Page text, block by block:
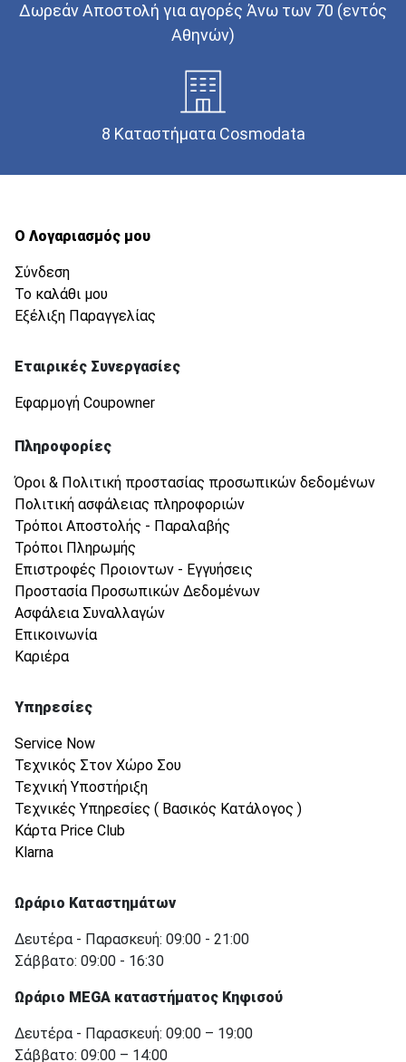
Δωρεάν Αποστολή για αγορές Άνω των 70 (εντός
Αθηνών)
8 Καταστήματα Cosmodata
Ο Λογαριασμός μου
Σύνδεση
Το καλάθι μου
Εξέλιξη Παραγγελίας
Εταιρικές Συνεργασίες
Εφαρμογή Coupowner
Πληροφορίες
Όροι & Πολιτική προστασίας προσωπικών δεδομένων
Πολιτική ασφάλειας πληροφοριών
Τρόποι Αποστολής - Παραλαβής
Τρόποι Πληρωμής
Επιστροφές Προιοντων - Εγγυήσεις
Προστασία Προσωπικών Δεδομένων
Ασφάλεια Συναλλαγών
Επικοινωνία
Καριέρα
Υπηρεσίες
Service Now
Τεχνικός Στον Χώρο Σου
Τεχνική Υποστήριξη
Τεχνικές Υπηρεσίες ( Βασικός Κατάλογος )
Κάρτα Price Club
Klarna
Ωράριο Καταστημάτων
Δευτέρα - Παρασκευή: 09:00 - 21:00
Σάββατο: 09:00 - 16:30
Ωράριο MEGA καταστήματος Κηφισού
Δευτέρα - Παρασκευή: 09:00 – 19:00
Σάββατο: 09:00 – 14:00